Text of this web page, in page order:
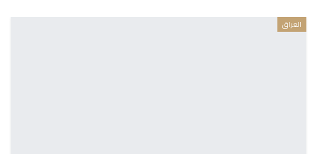
العراق